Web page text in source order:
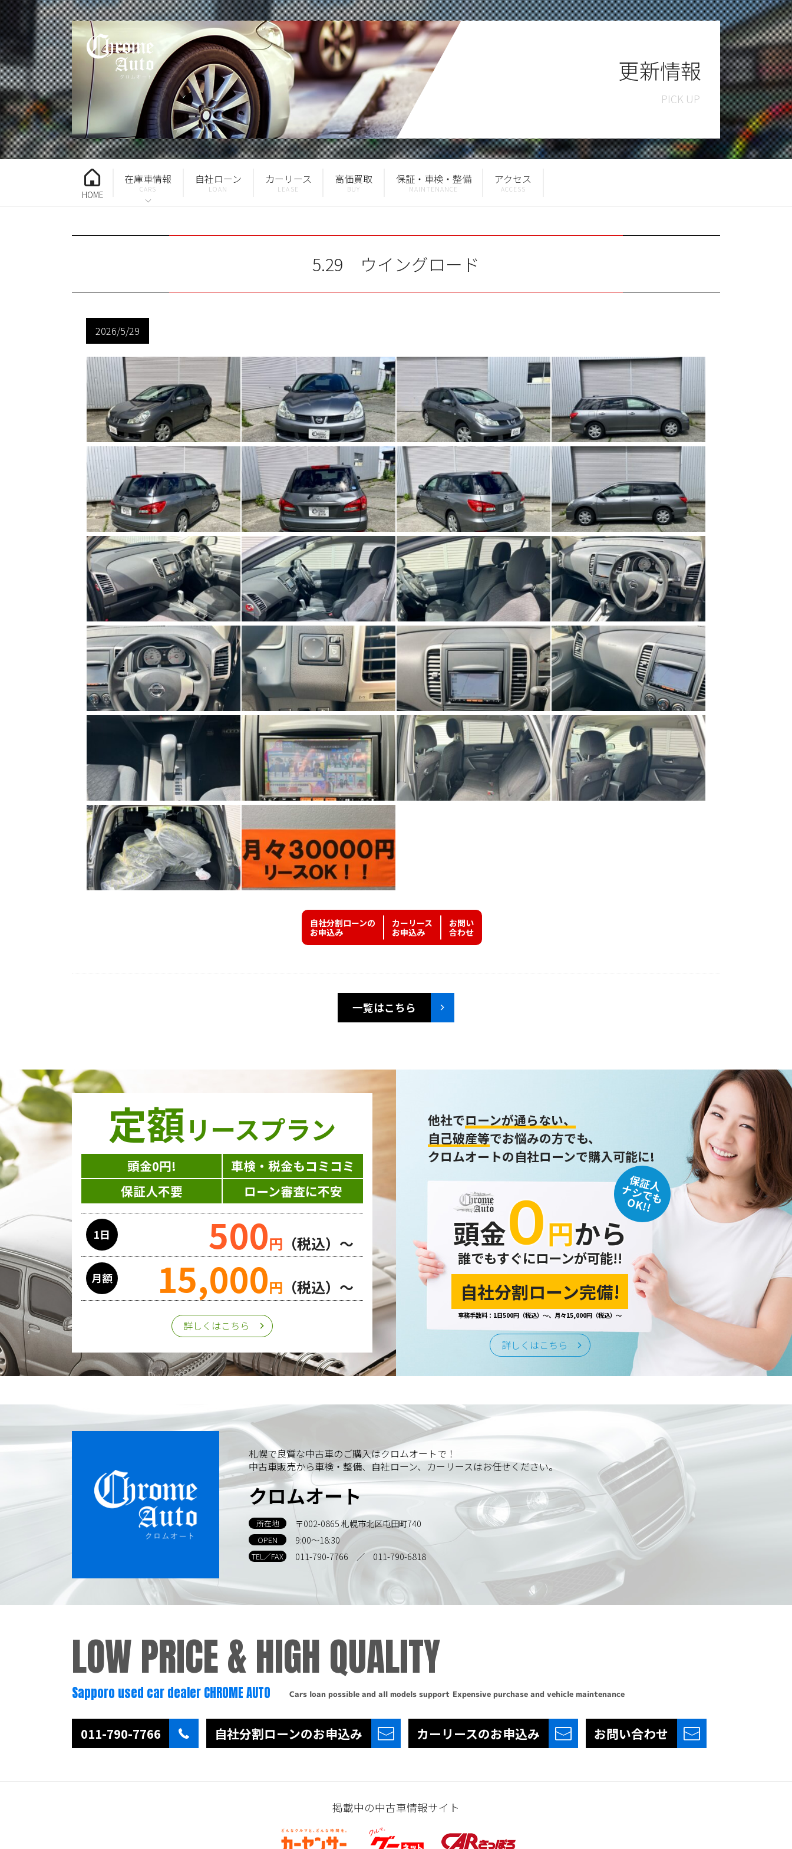
更新情報
HOME
在庫車情報 自社ローン カーリース 高価買取 保証・車検・整備 アクセス
5.29 ウイングロード
2026/5/29
自社分割ローンの
お申込み
カーリース
お申込み
お問い
合わせ
一覧はこちら
定額リースプラン
頭金0円!
車検・税金もコミコミ
保証人不要
ローン審査に不安
1日 500円 （税込）～
月額 15,000円 （税込）～
詳しくはこちら
他社でローンが通らない、
自己破産等でお悩みの方でも、
クロムオートの自社ローンで購入可能に!
保証人
ナシでも
OK!!
頭金０円から
誰でもすぐにローンが可能!!
自社分割ローン完備!
事務手数料：1日500円（税込）～、月々15,000円（税込）～
詳しくはこちら
札幌で良質な中古車のご購入はクロムオートで！
中古車販売から車検・整備、自社ローン、カーリースはお任せください。
クロムオート
所在地 〒002-0865 札幌市北区屯田町740
OPEN 9:00～18:30
TEL／FAX 011-790-7766 ／ 011-790-6818
LOW PRICE &HIGH QUALITY
Sapporo used car dealer CHROME AUTO Cars loan possible and all models support Expensive purchase and vehicle maintenance
011-790-7766 自社分割ローンのお申込み カーリースのお申込み お問い合わせ
掲載中の中古車情報サイト